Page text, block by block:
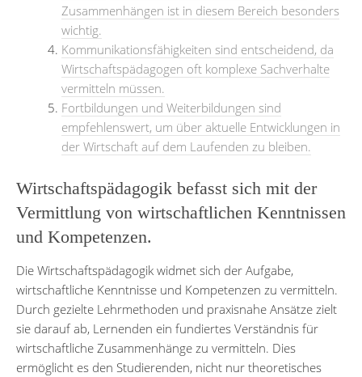
Zusammenhängen ist in diesem Bereich besonders
wichtig.
Kommunikationsfähigkeiten sind entscheidend, da
Wirtschaftspädagogen oft komplexe Sachverhalte
vermitteln müssen.
Fortbildungen und Weiterbildungen sind
empfehlenswert, um über aktuelle Entwicklungen in
der Wirtschaft auf dem Laufenden zu bleiben.
Wirtschaftspädagogik befasst sich mit der
Vermittlung von wirtschaftlichen Kenntnissen
und Kompetenzen.
Die Wirtschaftspädagogik widmet sich der Aufgabe,
wirtschaftliche Kenntnisse und Kompetenzen zu vermitteln.
Durch gezielte Lehrmethoden und praxisnahe Ansätze zielt
sie darauf ab, Lernenden ein fundiertes Verständnis für
wirtschaftliche Zusammenhänge zu vermitteln. Dies
ermöglicht es den Studierenden, nicht nur theoretisches